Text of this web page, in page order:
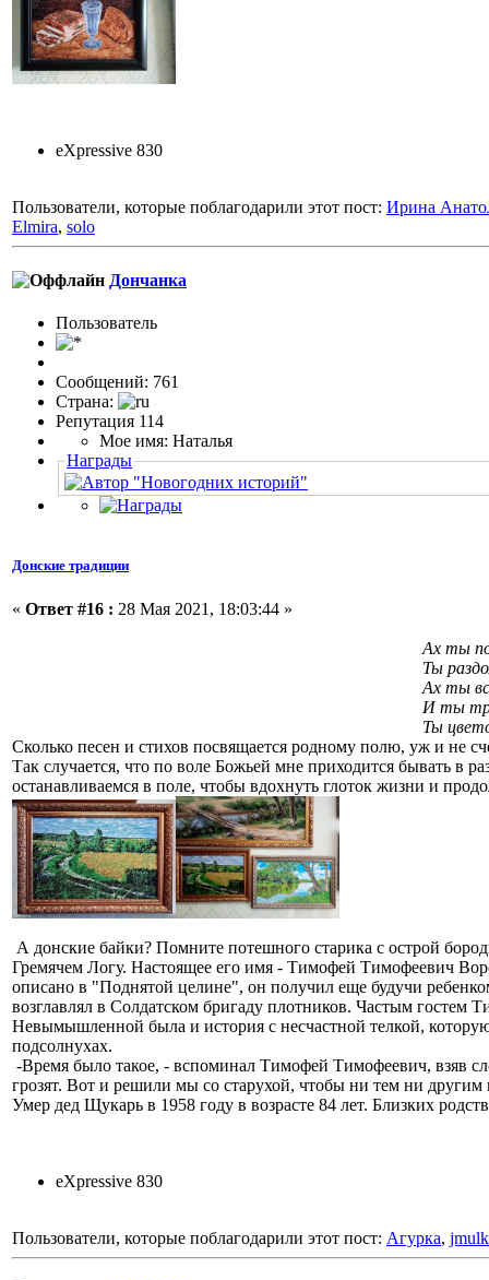
eXpressive 830
Пользователи, которые поблагодарили этот пост: Ирина
Elmira, solo
Дончанка
Пользовaтeль
Сообщений: 761
Страна:
Репутация 114
Мое имя: Наталья
Награды
Донские традиции
« Ответ #16 : 28 Мая 2021, 18:03:44 »
Ах ты
Ты раздолье мое
Ах ты всем поле
И ты травушкой и
Ты цветочками
Сколько песен и стихов посвящается родному полю, уж и не
Так случается, что по воле Божьей мне приходится бывать в
останавливаемся в поле, чтобы вдохнуть глоток жизни и
А донские байки? Помните потешного старика с острой
Гремячем Логу. Настоящее его имя - Тимофей Тимофеевич
описано в "Поднятой целине", он получил еще будучи
возглавлял в Солдатском бригаду плотников. Частым
Невымышленной была и история с несчастной телкой,
подсолнухах.
-Время было такое, - вспоминал Тимофей Тимофеевич, взяв
грозят. Вот и решили мы со старухой, чтобы ни тем ни другим
Умер дед Щукарь в 1958 году в возрасте 84 лет. Близких
eXpressive 830
Пользователи, которые поблагодарили этот пост: Агурка,